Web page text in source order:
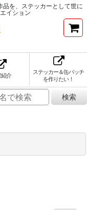
品を、ステッカーとして世に
イション
介
ステッカー＆缶バッチ
を作りたい！